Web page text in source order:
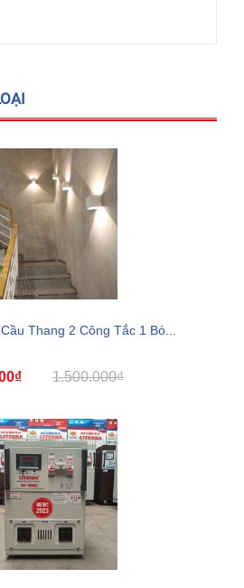
Thang 2 Công Tắc 1 Bó...
1.500.000₫